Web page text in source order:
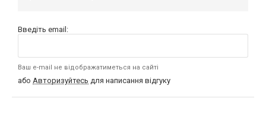
Введіть email:
Ваш e-mail не відображатиметься на сайті
або Авторизуйтесь для написання відгуку